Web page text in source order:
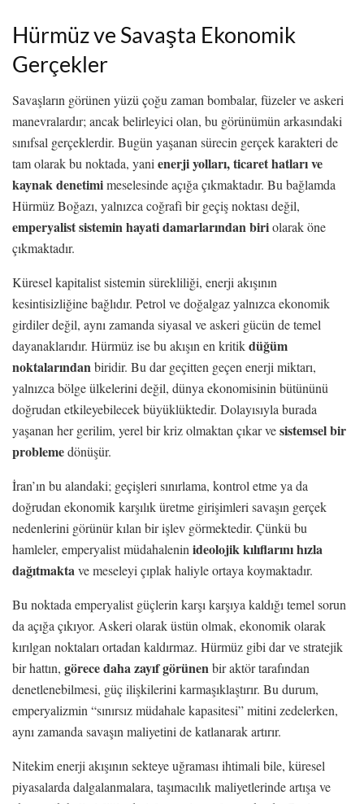
Hürmüz ve Savaşta Ekonomik
Gerçekler
Savaşların görünen yüzü çoğu zaman bombalar, füzeler ve askeri
manevralardır; ancak belirleyici olan, bu görünümün arkasındaki
sınıfsal gerçeklerdir. Bugün yaşanan sürecin gerçek karakteri de
tam olarak bu noktada, yanienerji yolları, ticaret hatları ve
kaynak denetimimeselesinde açığa çıkmaktadır. Bu bağlamda
Hürmüz Boğazı, yalnızca coğrafi bir geçiş noktası değil,
emperyalist sistemin hayati damarlarındanbiriolarak öne
çıkmaktadır.
Küresel kapitalist sistemin sürekliliği, enerji akışının
kesintisizliğine bağlıdır. Petrol ve doğalgaz yalnızca ekonomik
girdiler değil, aynı zamanda siyasal ve askeri gücün de temel
dayanaklarıdır. Hürmüz ise bu akışın en kritikdüğüm
noktalarındanbiridir. Bu dar geçitten geçen enerji miktarı,
yalnızca bölge ülkelerini değil, dünya ekonomisinin bütününü
doğrudan etkileyebilecek büyüklüktedir. Dolayısıyla burada
yaşanan her gerilim, yerel bir kriz olmaktan çıkar vesistemsel bir
problemedönüşür.
İran’ın bu alandaki; geçişleri sınırlama, kontrol etme ya da
doğrudan ekonomik karşılık üretme girişimleri savaşın gerçek
nedenlerini görünür kılan bir işlev görmektedir. Çünkü bu
hamleler, emperyalist müdahaleninideolojik kılıflarını hızla
dağıtmaktave meseleyi çıplak haliyle ortaya koymaktadır.
Bu noktada emperyalist güçlerin karşı karşıya kaldığı temel sorun
da açığa çıkıyor. Askeri olarak üstün olmak, ekonomik olarak
kırılgan noktaları ortadan kaldırmaz. Hürmüz gibi dar ve stratejik
bir hattın, görece daha zayıf görünenbir aktör tarafından
denetlenebilmesi, güç ilişkilerini karmaşıklaştırır. Bu durum,
emperyalizmin “sınırsız müdahale kapasitesi” mitini zedelerken,
aynı zamanda savaşın maliyetini de katlanarak artırır.
Nitekim enerji akışının sekteye uğraması ihtimali bile, küresel
piyasalarda dalgalanmalara, taşımacılık maliyetlerinde artışa ve